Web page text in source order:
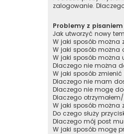
zalogowanie.
Problemy z pisaniem
Jak utworzyć nowy
W jaki sposób można
W jaki sposób
W jaki sposób można
Dlaczego nie można
W jaki sposób
Dlaczego nie mam
Dlaczego nie mogę
Dlaczego
W jaki sposób można
Do czego służy
Dlaczego mój post
W jaki sposób mogę